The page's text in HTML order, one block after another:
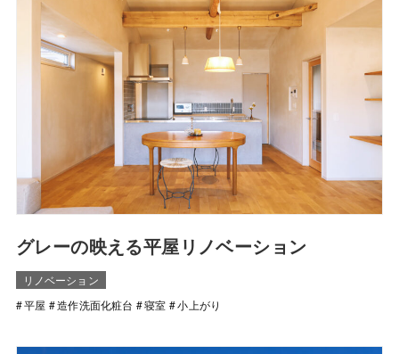
グレーの映える平屋リノベーション
リノベーション
平屋
造作洗面化粧台 寝室 小上がり